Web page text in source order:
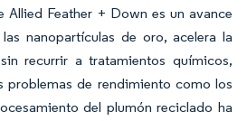
Allied Feather + Down es un avance
nanopartículas de oro, acelera la
recurrir a tratamientos químicos,
problemas de rendimiento como los
del plumón reciclado ha